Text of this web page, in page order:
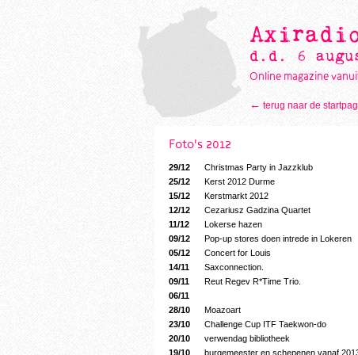
d.d. 6
Online magazine
← terug naar de
Foto's 2012
29/12
Christmas Party in Jazzklub
25/12
Kerst 2012 Durme
15/12
Kerstmarkt 2012
12/12
Cezariusz Gadzina Quartet
11/12
Lokerse hazen
09/12
Pop-up stores doen intrede in Lokeren
05/12
Concert for Louis
14/11
Saxconnection.
09/11
Reut Regev R*Time Trio.
06/11
28/10
Moazoart
23/10
Challenge Cup ITF Taekwon-do
20/10
verwendag bibliotheek
19/10
burgemeester en schepenen vanaf